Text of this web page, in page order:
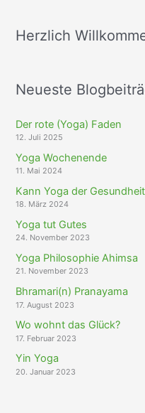
Herzlich
Neueste
Der rote (Yoga) Faden
12. Juli 2025
Yoga Wochenende
11. Mai 2024
Kann Yoga der
18. März 2024
Yoga tut Gutes
24. November 2023
Yoga Philosophie Ahimsa
21. November 2023
Bhramari(n) Pranayama
17. August 2023
Wo wohnt das Glück?
17. Februar 2023
Yin Yoga
20. Januar 2023